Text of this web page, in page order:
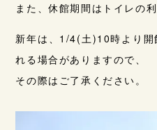
また、休館期間はトイレの
新年は、1/4(土)10時より開
れる場合がありますので、
その際はご了承ください。